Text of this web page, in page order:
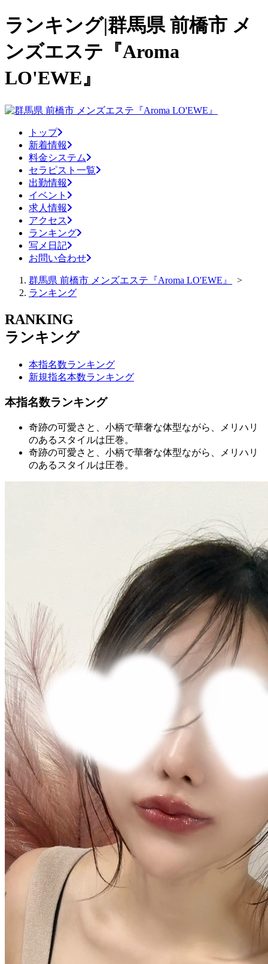
ランキング|群馬県 前橋市 メ
ンズエステ『Aroma
LO'EWE』
トップ
新着情報
料金システム
セラピスト一覧
出勤情報
イベント
求人情報
アクセス
ランキング
写メ日記
お問い合わせ
群馬県 前橋市 メンズエステ『Aroma LO'EWE』
>
ランキング
RANKING
ランキング
本指名数ランキング
新規指名本数ランキング
本指名数ランキング
奇跡の可愛さと、小柄で華奢な体型ながら、メリハリ
のあるスタイルは圧巻。
奇跡の可愛さと、小柄で華奢な体型ながら、メリハリ
のあるスタイルは圧巻。